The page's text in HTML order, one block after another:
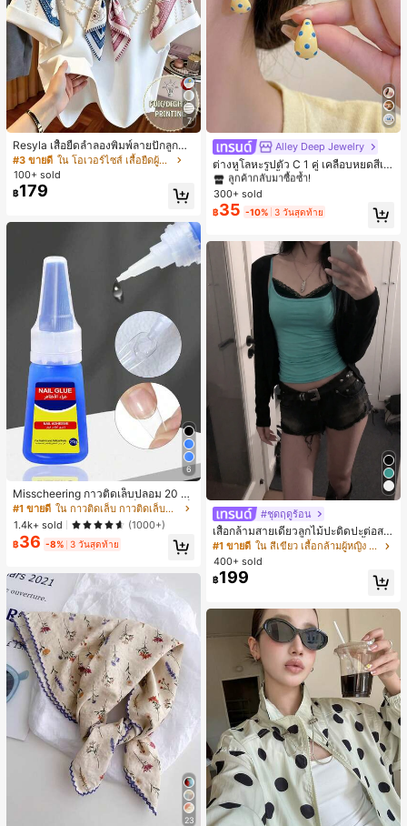
7
Resyla เสื้อยืดลำลองพิมพ์ลายปักลูกปัด
รูปโบว์ขนาดใหญ่สำหรับผู้หญิง
#3 ขายดี
ใน โอเวอร์ไซส์ เสื้อยืดผู้หญิง
100+ sold
฿179
6
Misscheering กาวติดเล็บปลอม 20 กรั
ม แรงยึดสูง เจลสติกเกอร์เล็บนุ่ม แห้งเร็
ว เหมาะสำหรับผู้เริ่มต้นทำเล็บ ติดทนน
าน
#1 ขายดี
ใน กาวติดเล็บ กาวติดเล็บและสารยึดติด
1.4k+ sold
(1000+)
฿36 -8% 3 วันสุดท้าย
23
Alley Deep Jewelry
ต่างหูโลหะรูปตัว C 1 คู่ เคลือบหยดสีเห
ลือง ลายจุดสีน้ำเงิน สไตล์ยุโรปและอเม
ริกัน แฟชั่นส่วนตัว หวานและสง่างาม
สำหรับผู้หญิงและเด็กหญิง สำหรับการเ
ดินทาง งานแต่งงาน ปาร์ตี้ วันเกิด ของ
#1 ขายดี ใน โบโฮ ต่างหูผู้หญิง
ลูกค้ากลับมาซื้อซ้ำ!
เกือบหมดแล้ว!
#1 ขายดี ใน โบโฮ ต่างหูผู้หญิง
ลูกค้ากลับมาซื้อซ้ำ!
เกือบหมดแล้ว!
#1 ขายดี ใน โบโฮ ต่างหูผู้หญิง
ลูกค้ากลับมาซื้อซ้ำ!
เกือบหมดแล้ว!
#1 ขายดี ใน โบโฮ ต่างหูผู้หญิง
ลูกค้ากลับมาซื้อซ้ำ!
300+ sold
฿35 -10% 3 วันสุดท้าย
#ชุดฤดูร้อน
เสื้อกล้ามสายเดี่ยวลูกไม้ปะติดปะต่อสไ
ตล์เกาหลี, สุนทรียศาสตร์ Y2K, เสื้อผ้าส
ตรีทแวร์ลำลองฤดูร้อน
#1 ขายดี
ใน สีเขียว เสื้อกล้ามผู้หญิง & Camis
400+ sold
฿199